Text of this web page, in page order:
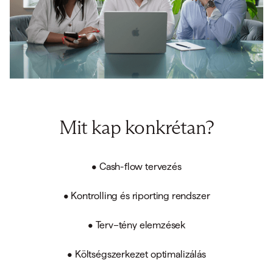
Mit kap konkrétan?
• Cash-flow tervezés
• Kontrolling és riporting rendszer
• Terv–tény elemzések
• Költségszerkezet optimalizálás